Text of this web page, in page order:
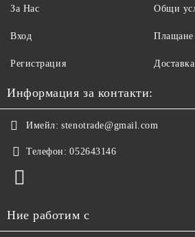
За Нас
Вход
Регистрация
Общи
Плащане
Доставка
Информация за контакти:
Имейл: stenotrade@gmail.com
Телефон: 052643146
Ние работим с